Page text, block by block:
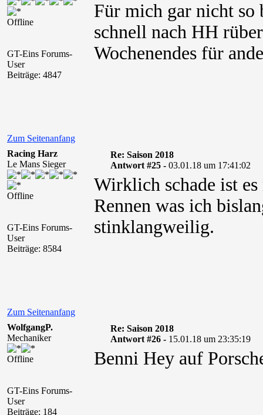
Offline
GT-Eins Forums-
User
Beiträge: 4847
Für mich gar nicht so
schnell nach HH
Wochenendes für
Zum Seitenanfang
Racing Harz
Le Mans Sieger
Offline
GT-Eins Forums-
User
Beiträge: 8584
Re: Saison 2018
Antwort #25 - 03.01.18 um 17:41:02
Wirklich schade ist
Rennen was ich
stinklangweilig.
Zum Seitenanfang
WolfgangP.
Mechaniker
Offline
GT-Eins Forums-
User
Beiträge: 184
Re: Saison 2018
Antwort #26 - 15.01.18 um 23:35:19
Benni Hey auf